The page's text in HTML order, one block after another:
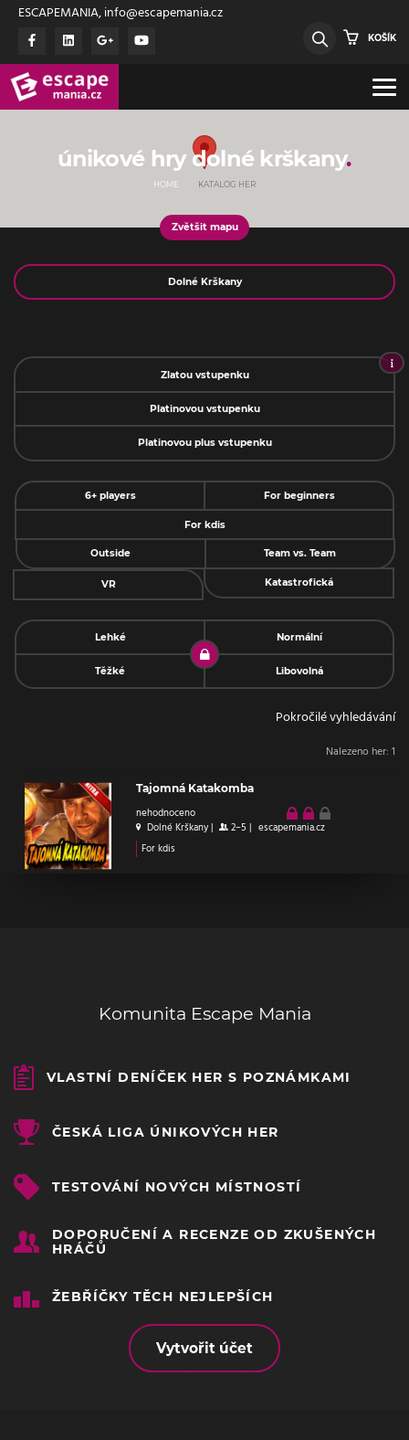
ESCAPEMANIA, info@escapemania.cz
KOŠÍK
Zvětšit mapu
únikové hry dolné krškany
HOME KATALOG HER
Jméno
Zlatou vstupenku
Platinovou vstupenku
Platinovou plus vstupenku
6+ players For beginners
For kdis
Outside Team vs. Team
VR Katastrofická
Lehké Normální
Těžké Libovolná
Pokročilé vyhledávání
Nalezeno her: 1
Tajomná Katakomba
nehodnoceno
Dolné Krškany| 2–5 | escapemania.cz
For kdis
Komunita Escape Mania
VLASTNÍ DENÍČEK HER S POZNÁMKAMI
ČESKÁ LIGA ÚNIKOVÝCH HER
TESTOVÁNÍ NOVÝCH MÍSTNOSTÍ
DOPORUČENÍ A RECENZE OD ZKUŠENÝCH
HRÁČŮ
ŽEBŘÍČKY TĚCH NEJLEPŠÍCH
Vytvořit účet